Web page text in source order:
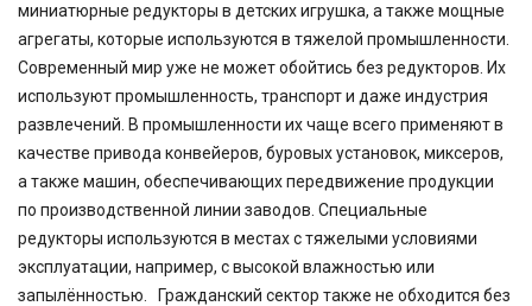
миниатюрные редукторы в детских игрушка, а также мощные
агрегаты, которые используются в тяжелой промышленности.
Современный мир уже не может обойтись без редукторов. Их
используют промышленность, транспорт и даже индустрия
развлечений. В промышленности их чаще всего применяют в
качестве привода конвейеров, буровых установок, миксеров,
а также машин, обеспечивающих передвижение продукции
по производственной линии заводов. Специальные
редукторы используются в местах с тяжелыми условиями
эксплуатации, например, с высокой влажностью или
запылённостью. Гражданский сектор также не обходится без